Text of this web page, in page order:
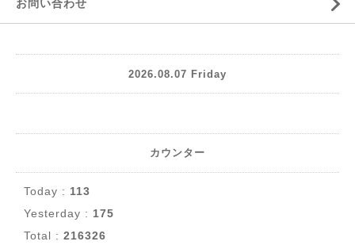
お問い合わせ
2026.08.07 Friday
カウンター
Today : 113
Yesterday : 175
Total : 216326